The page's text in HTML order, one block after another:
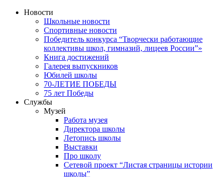
Новости
Школьные новости
Спортивные новости
Победитель конкурса “Творчески работающие
коллективы школ, гимназий, лицеев России”»
Книга достижений
Галерея выпускников
Юбилей школы
70-ЛЕТИЕ ПОБЕДЫ
75 лет Победы
Службы
Музей
Работа музея
Директора школы
Летопись школы
Выставки
Про школу
Сетевой проект “Листая страницы истории
школы”